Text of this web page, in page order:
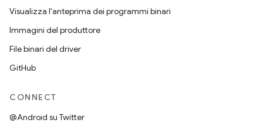
Visualizza l'anteprima dei programmi binari
Immagini del produttore
File binari del driver
GitHub
CONNECT
@Android su Twitter